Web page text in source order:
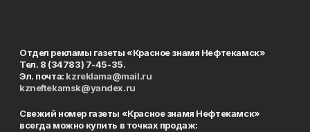
Отдел рекламы газеты «Красное знамя Нефтекамск»
Тел. 8 (34783) 7-45-35.
Эл. почта: kzreklama@mail.ru
kzneftekamsk@yandex.ru
Свежий номер газеты «Красное знамя Нефтекамск»
всегда можно купить в точках продаж: